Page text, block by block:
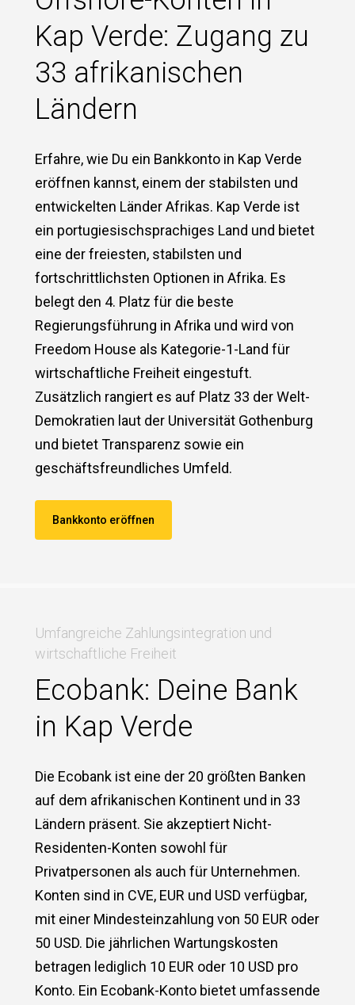
Kap Verde: Zugang zu
33 afrikanischen
Ländern
Erfahre, wie Du ein Bankkonto in Kap Verde
eröffnen kannst, einem der stabilsten und
entwickelten Länder Afrikas. Kap Verde ist
ein portugiesischsprachiges Land und bietet
eine der freiesten, stabilsten und
fortschrittlichsten Optionen in Afrika. Es
belegt den 4. Platz für die beste
Regierungsführung in Afrika und wird von
Freedom House als Kategorie-1-Land für
wirtschaftliche Freiheit eingestuft.
Zusätzlich rangiert es auf Platz 33 der Welt-
Demokratien laut der Universität Gothenburg
und bietet Transparenz sowie ein
geschäftsfreundliches Umfeld.
Bankkonto eröffnen
Umfangreiche Zahlungsintegration und
wirtschaftliche Freiheit
Ecobank: Deine Bank
in Kap Verde
Die Ecobank ist eine der 20 größten Banken
auf dem afrikanischen Kontinent und in 33
Ländern präsent. Sie akzeptiert Nicht-
Residenten-Konten sowohl für
Privatpersonen als auch für Unternehmen.
Konten sind in CVE, EUR und USD verfügbar,
mit einer Mindesteinzahlung von 50 EUR oder
50 USD. Die jährlichen Wartungskosten
betragen lediglich 10 EUR oder 10 USD pro
Konto. Ein Ecobank-Konto bietet umfassende